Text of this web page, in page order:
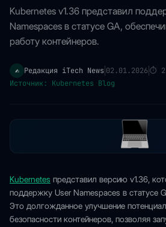
Kubernetes v1.36 представил
Namespaces в статусе GA,
работу контейнеров.
✍️ Редакция iTech News 02.01.2026⏱
Источник: Kubernetes Blog
Kubernetes представил версию v1.36,
поддержку User Namespaces в статусе
Это долгожданное улучшение
безопасности контейнеров, позволяя